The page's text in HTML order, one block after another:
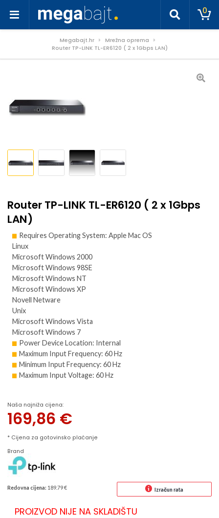
0
Megabajt.hr
Mrežna oprema
Router TP-LINK TL-ER6120 ( 2 x 1Gbps LAN)
Router TP-LINK TL-ER6120 ( 2 x 1Gbps
LAN)
Requires Operating System: Apple Mac OS
Linux
Microsoft Windows 2000
Microsoft Windows 98SE
Microsoft Windows NT
Microsoft Windows XP
Novell Netware
Unix
Microsoft Windows Vista
Microsoft Windows 7
Power Device Location: Internal
Maximum Input Frequency: 60 Hz
Minimum Input Frequency: 60 Hz
Maximum Input Voltage: 60 Hz
Naša najniža cijena:
169,86 €
* Cijena za gotovinsko plaćanje
Brand
Redovna cijena: 189.79 € Izračun rata
PROIZVOD NIJE NA SKLADIŠTU